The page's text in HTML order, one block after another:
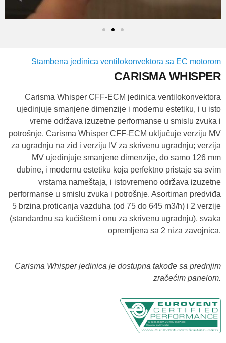
Stambena jedinica ventilokonvektora sa EC motorom
CARISMA WHISPER
Carisma Whisper CFF-ECM jedinica ventilokonvektora
ujedinjuje smanjene dimenzije i modernu estetiku, i u isto
vreme održava izuzetne performanse u smislu zvuka i
potrošnje. Carisma Whisper CFF-ECM uključuje verziju MV
za ugradnju na zid i verziju IV za skrivenu ugradnju; verzija
MV ujedinjuje smanjene dimenzije, do samo 126 mm
dubine, i modernu estetiku koja perfektno pristaje sa svim
vrstama nameštaja, i istovremeno održava izuzetne
performanse u smislu zvuka i potrošnje. Asortiman predviđa
5 brzina proticanja vazduha (od 75 do 645 m3/h) i 2 verzije
(standardnu sa kućištem i onu za skrivenu ugradnju), svaka
opremljena sa 2 niza zavojnica.
Carisma Whisper jedinica je dostupna takođe sa prednjim
zračećim panelom.